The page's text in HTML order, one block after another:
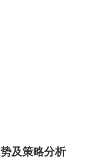
及策略分析